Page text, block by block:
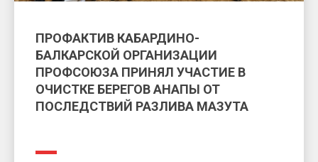
ПРОФАКТИВ КАБАРДИНО-
БАЛКАРСКОЙ ОРГАНИЗАЦИИ
ПРОФСОЮЗА ПРИНЯЛ УЧАСТИЕ В
ОЧИСТКЕ БЕРЕГОВ АНАПЫ ОТ
ПОСЛЕДСТВИЙ РАЗЛИВА МАЗУТА